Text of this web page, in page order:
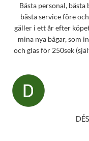
Bästa personal,
bästa service före
gäller i ett år efter
mina nya bågar, som
och glas för 250sek